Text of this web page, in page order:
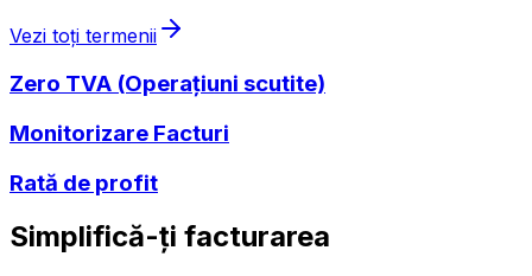
Vezi toți termenii
Zero TVA (Operațiuni scutite)
Monitorizare Facturi
Rată de profit
Simplifică-ți facturarea